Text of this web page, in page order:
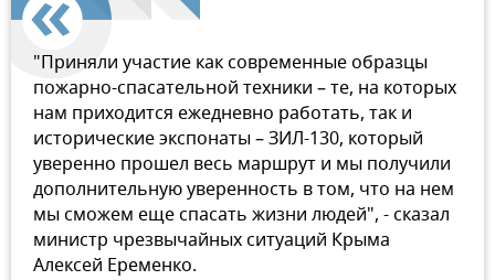
"Приняли участие как современные образцы
пожарно-спасательной техники – те, на которых
нам приходится ежедневно работать, так и
исторические экспонаты – ЗИЛ-130, который
уверенно прошел весь маршрут и мы получили
дополнительную уверенность в том, что на нем
мы сможем еще спасать жизни людей", - сказал
министр чрезвычайных ситуаций Крыма
Алексей Еременко.